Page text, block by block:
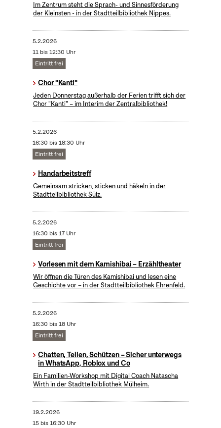
Im Zentrum steht die Sprach- und Sinnesförderung
der Kleinsten - in der Stadtteilbibliothek Nippes.
5.2.2026
11 bis 12:30 Uhr
Eintritt frei
Chor "Kanti"
Jeden Donnerstag außerhalb der Ferien trifft sich der
Chor "Kanti" – im Interim der Zentralbibliothek!
5.2.2026
16:30 bis 18:30 Uhr
Eintritt frei
Handarbeitstreff
Gemeinsam stricken, sticken und häkeln in der
Stadtteilbibliothek Sülz.
5.2.2026
16:30 bis 17 Uhr
Eintritt frei
Vorlesen mit dem Kamishibai – Erzähltheater
Wir öffnen die Türen des Kamishibai und lesen eine
Geschichte vor – in der Stadtteilbibliothek Ehrenfeld.
5.2.2026
16:30 bis 18 Uhr
Eintritt frei
Chatten, Teilen, Schützen – Sicher unterwegs
in WhatsApp, Roblox und Co
Ein Familien-Workshop mit Digital Coach Natascha
Wirth in der Stadtteilbibliothek Mülheim.
19.2.2026
15 bis 16:30 Uhr